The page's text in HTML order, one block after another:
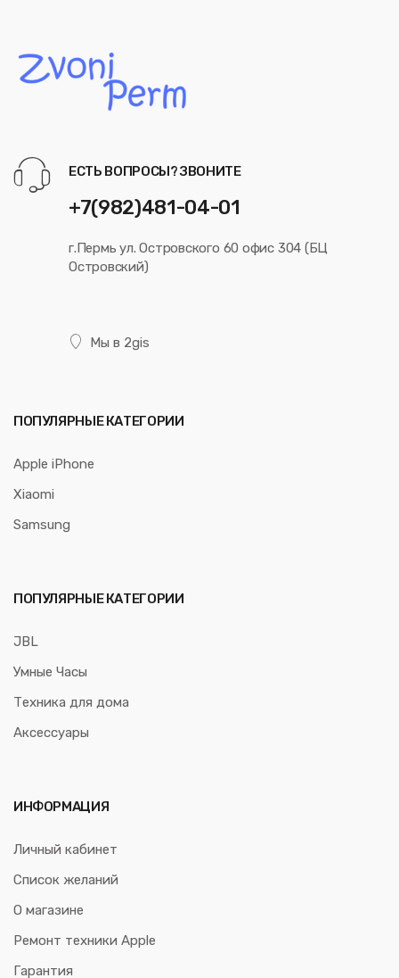
ЕСТЬ ВОПРОСЫ? ЗВОНИТЕ
+7(982)481-04-01
г.Пермь ул. Островского 60 офис 304 (БЦ
Островский)
Мы в 2gis
ПОПУЛЯРНЫЕ КАТЕГОРИИ
Apple iPhone
Xiaomi
Samsung
ПОПУЛЯРНЫЕ КАТЕГОРИИ
JBL
Умные Часы
Техника для дома
Аксессуары
ИНФОРМАЦИЯ
Личный кабинет
Список желаний
О магазине
Ремонт техники Apple
Гарантия